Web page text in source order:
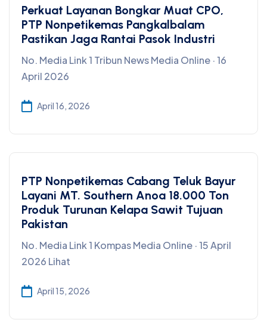
Perkuat Layanan Bongkar Muat CPO,
PTP Nonpetikemas Pangkalbalam
Pastikan Jaga Rantai Pasok Industri
No. Media Link 1 Tribun News Media Online · 16
April 2026
April 16, 2026
PTP Nonpetikemas Cabang Teluk Bayur
Layani MT. Southern Anoa 18.000 Ton
Produk Turunan Kelapa Sawit Tujuan
Pakistan
No. Media Link 1 Kompas Media Online · 15 April
2026 Lihat
April 15, 2026